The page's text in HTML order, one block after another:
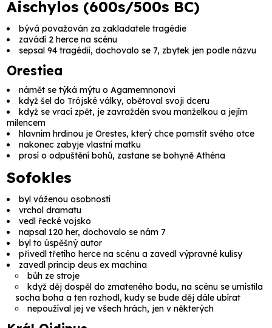
Aischylos (600s/500s BC)
bývá považován za zakladatele tragédie
zavádí 2 herce na scénu
sepsal 94 tragédií, dochovalo se 7, zbytek jen podle názvu
Orestiea
námět se týká mýtu oAgamemnonovi
když šel do Trójské války, obětoval svoji dceru
když se vrací zpět, je zavražděn svou manželkou a jejím
milencem
hlavním hrdinou jeOrestes, který chce pomstít svého otce
nakonec zabyje vlastní matku
prosí o odpuštění bohů, zastane se bohyněAthéna
Sofokles
byl váženou osobností
vrchol dramatu
vedl řecké vojsko
napsal 120 her, dochovalo se nám 7
byl to úspěšný autor
přivedl třetího herce na scénu a zavedl výpravné kulisy
zavedl principdeus ex machina
bůh ze stroje
když děj dospěl do zmateného bodu, na scénu se umístila
socha boha a ten rozhodl, kudy se bude děj dále ubírat
nepoužíval jej ve všech hrách, jen v některých